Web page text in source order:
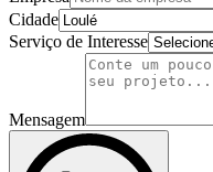
Cidade
Serviço de Interesse
Mensagem